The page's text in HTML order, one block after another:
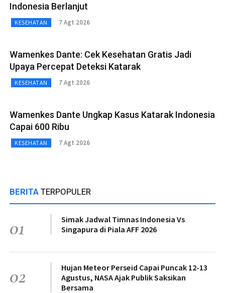
Indonesia Berlanjut
KESEHATAN 7 Agt 2026
Wamenkes Dante: Cek Kesehatan Gratis Jadi
Upaya Percepat Deteksi Katarak
KESEHATAN 7 Agt 2026
Wamenkes Dante Ungkap Kasus Katarak Indonesia
Capai 600 Ribu
KESEHATAN 7 Agt 2026
BERITA TERPOPULER
01
Simak Jadwal Timnas Indonesia Vs
Singapura di Piala AFF 2026
02
Hujan Meteor Perseid Capai Puncak 12-13
Agustus, NASA Ajak Publik Saksikan
Bersama